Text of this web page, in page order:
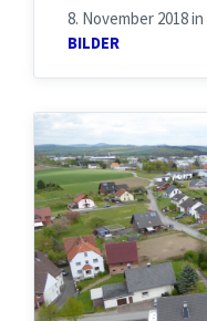
8. November 2018in
BILDER